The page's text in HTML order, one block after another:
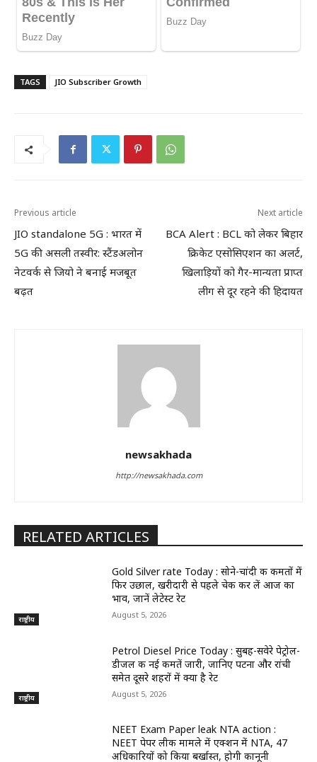
TAGS JIO Subscriber Growth
Previous article
JIO standalone 5G : भारत में
5G की असली तस्वीर: स्टैंडअलोन
नेटवर्क से जियो ने बनाई मजबूत
बढ़त
Next article
BCA Alert : BCL को लेकर बिहार
क्रिकेट एसोसिएशन का अलर्ट,
खिलाड़ियों को गैर-मान्यता प्राप्त
लीग से दूर रहने की हिदायत
newsakhada
http://newsakhada.com
RELATED ARTICLES
राष्ट्रीय
Gold Silver rate Today : सोने-चांदी की कीमतों में
फिर उछाल, खरीदारी से पहले चेक कर लें आज का
भाव, जानें लेटेस्ट रेट
August 5, 2026
राष्ट्रीय
Petrol Diesel Price Today : सुबह-सवेरे पेट्रोल-
डीजल की नई कीमतें जारी, जानिए पटना और रांची
समेत दूसरे शहरों में क्या है रेट
August 5, 2026
NEET Exam Paper leak NTA action :
NEET पेपर लीक मामले में एक्शन में NTA, 47
अधिकारियों को किया बर्खास्त, होगी कानूनी